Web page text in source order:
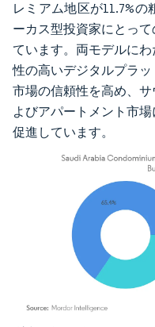
レミアム地区が11.7%
ーカス型投資家にとっ
ています。両モデルに
性の高いデジタルプラッ
市場の信頼性を高め、
よびアパートメント市
促進しています。